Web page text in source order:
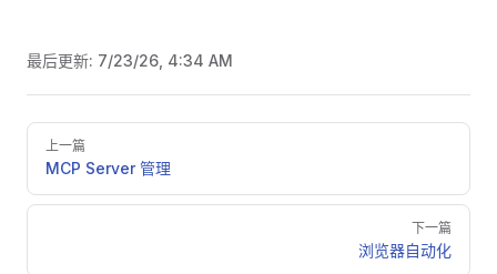
最后更新: 7/23/26, 4:34 AM
Pager
上一篇
MCP Server 管理
下一篇
浏览器自动化